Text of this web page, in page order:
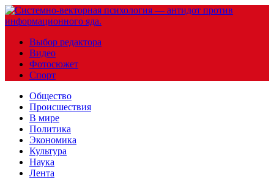
Выбор редактора
Видео
Фотосюжет
Спорт
Общество
Происшествия
В мире
Политика
Экономика
Культура
Наука
Лента